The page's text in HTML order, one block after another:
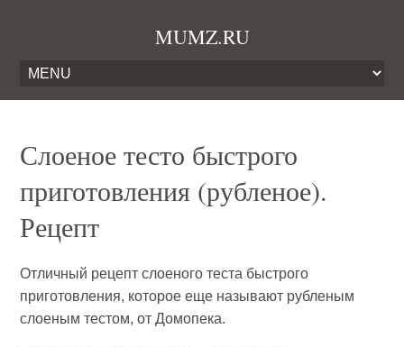
MUMZ.RU
Слоеное тесто быстрого
приготовления (рубленое).
Рецепт
Отличный рецепт слоеного теста быстрого
приготовления, которое еще называют рубленым
слоеным тестом, от Домопека.